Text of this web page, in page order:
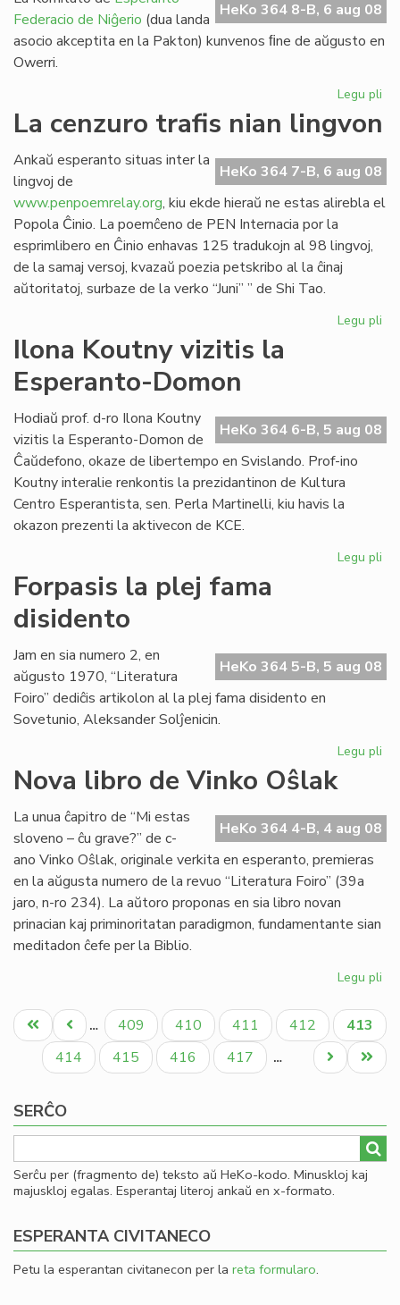
HeKo 364 8-B, 6 aug 08
Federacio de Niĝerio (dua landa
asocio akceptita en la Pakton) kunvenos ﬁne de aŭgusto en
Owerri.
Legu pli
La cenzuro trafis nian lingvon
HeKo 364 7-B, 6 aug 08
Ankaŭ esperanto situas inter la
lingvoj de
www.penpoemrelay.org, kiu ekde hieraŭ ne estas alirebla el
Popola Ĉinio. La poemĉeno de PEN Internacia por la
esprimlibero en Ĉinio enhavas 125 tradukojn al 98 lingvoj,
de la samaj versoj, kvazaŭ poezia petskribo al la ĉinaj
aŭtoritatoj, surbaze de la verko “Juni” ” de Shi Tao.
Legu pli
Ilona Koutny vizitis la
Esperanto-Domon
HeKo 364 6-B, 5 aug 08
Hodiaŭ prof. d-ro Ilona Koutny
vizitis la Esperanto-Domon de
Ĉaŭdefono, okaze de libertempo en Svislando. Prof-ino
Koutny interalie renkontis la prezidantinon de Kultura
Centro Esperantista, sen. Perla Martinelli, kiu havis la
okazon prezenti la aktivecon de KCE.
Legu pli
Forpasis la plej fama
disidento
HeKo 364 5-B, 5 aug 08
Jam en sia numero 2, en
aŭgusto 1970, “Literatura
Foiro” dediĉis artikolon al la plej fama disidento en
Sovetunio, Aleksander Solĵenicin.
Legu pli
Nova libro de Vinko Oŝlak
HeKo 364 4-B, 4 aug 08
La unua ĉapitro de “Mi estas
sloveno – ĉu grave?” de c-
ano Vinko Oŝlak, originale verkita en esperanto, premieras
en la aŭgusta numero de la revuo “Literatura Foiro” (39a
jaro, n-ro 234). La aŭtoro proponas en sia libro novan
prinacian kaj priminoritatan paradigmon, fundamentante sian
meditadon ĉefe per la Biblio.
Legu pli
de
Pagination
Unua
paĝo
Antaŭa
paĝo
… Paĝo
409 Paĝo
410 Paĝo
411 Paĝo
412
Aktuala
paĝo
413
Paĝo
414 Paĝo
415 Paĝo
416 Paĝo
417 …
Last
page
Next
page
SERĈO
Serĉu per (fragmento de) teksto aŭ HeKo-kodo. Minuskloj kaj
majuskloj egalas. Esperantaj literoj ankaŭ en x-formato.
ESPERANTA CIVITANECO
Petu la esperantan civitanecon per la reta formularo.